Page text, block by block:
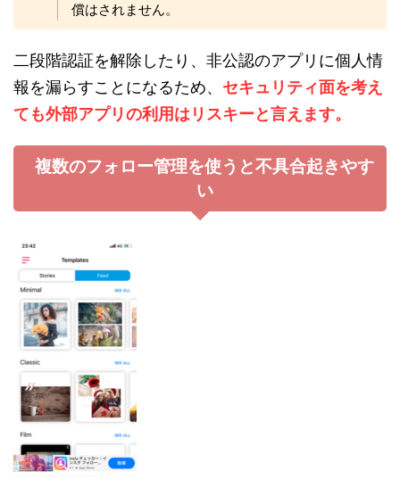
償はされません。
二段階認証を解除したり、非公認のアプリに個人情
報を漏らすことになるため、 セキュリティ面を考え
ても外部アプリの利用はリスキーと言えます。
複数のフォロー管理を使うと不具合起きやす
い